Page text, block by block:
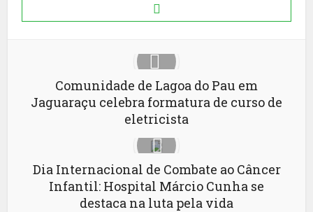
Comunidade de Lagoa do Pau em
Jaguaraçu celebra formatura de curso de
eletricista
Dia Internacional de Combate ao Câncer
Infantil: Hospital Márcio Cunha se
destaca na luta pela vida